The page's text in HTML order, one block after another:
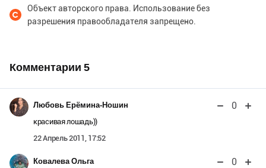
Объект авторского права. Использование без
разрешения правообладателя запрещено.
Комментарии 5
Любовь Ерёмина-Ношин 0
красивая лошадь))
22 Апрель 2011, 17:52
Ковалева Ольга 0